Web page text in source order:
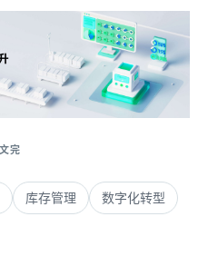
库存管理 数字化转型